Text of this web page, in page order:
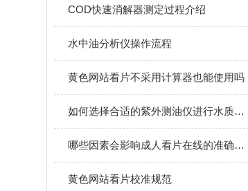
COD快速消解器测定过程介绍
水中油分析仪操作流程
黄色网站看片不采用计算器也能使用吗
如何选择合适的紫外测油仪进行水质检测？
哪些因素会影响成人看片在线的准确性？
黄色网站看片校准规范